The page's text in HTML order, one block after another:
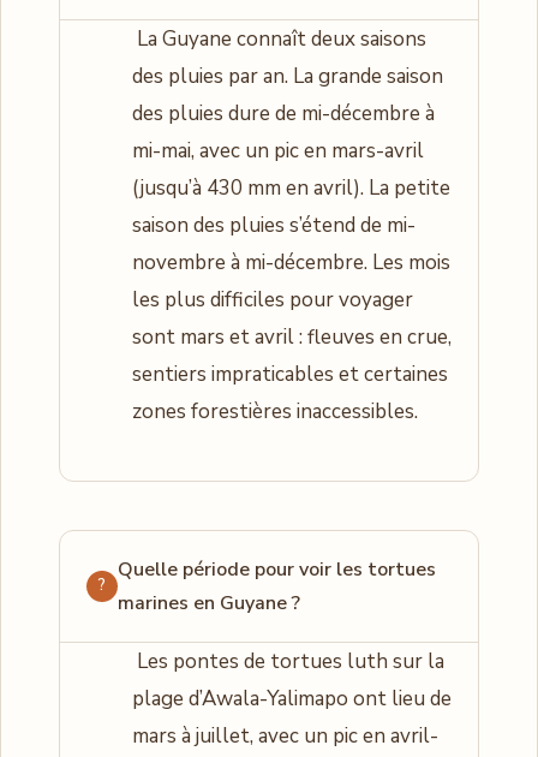
La Guyane connaît deux saisons
des pluies par an. La grande saison
des pluies dure de mi-décembre à
mi-mai, avec un pic en mars-avril
(jusqu’à 430 mm en avril). La petite
saison des pluies s’étend de mi-
novembre à mi-décembre. Les mois
les plus difficiles pour voyager
sont mars et avril : fleuves en crue,
sentiers impraticables et certaines
zones forestières inaccessibles.
Quelle période pour voir les tortues
marines en Guyane ?
Les pontes de tortues luth sur la
plage d’Awala-Yalimapo ont lieu de
mars à juillet, avec un pic en avril-